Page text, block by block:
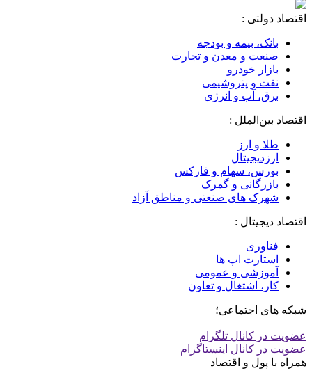
اقتصاد دولتی :
بانک، بیمه و بودجه
صنعت و معدن و تجارت
بازار خودرو
نفت و پتروشیمی
برق، آب و انرژی
اقتصاد بین‌الملل :
طلا و ارز
ارزدیجیتال
بورس، سهام و فارکس
بازرگانی و گمرک
شهرک های صنعتی و مناطق آزاد
اقتصاد دیجیتال :
فناوری
استارت اپ ها
آموزشی و عمومی
کار، اشتغال و تعاون
شبکه های اجتماعی؛
عضویت در کانال تلگرام
عضویت در کانال اینستاگرام
همراه با پول و اقتصاد